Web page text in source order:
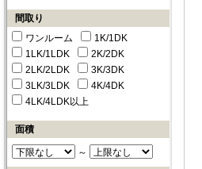
間取り
ワンルーム
1K/1DK
1LK/1LDK
2K/2DK
2LK/2LDK
3K/3DK
3LK/3LDK
4K/4DK
4LK/4LDK以上
面積
～